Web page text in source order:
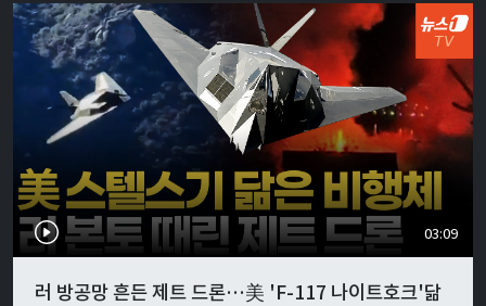
03:09
러 방공망 흔든 제트 드론…美 'F-117 나이트호크'닮